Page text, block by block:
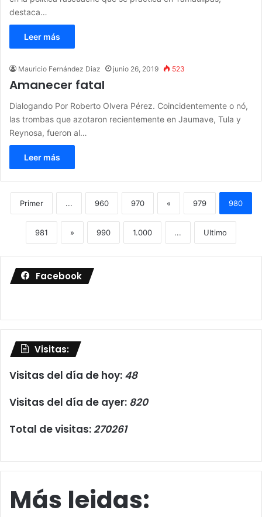
destaca…
Leer más
Mauricio Fernández Diaz junio 26, 2019 523
Amanecer fatal
Dialogando Por Roberto Olvera Pérez. Coincidentemente o nó,
las trombas que azotaron recientemente en Jaumave, Tula y
Reynosa, fueron al…
Leer más
Primer ... 960 970 « 979 980
981 » 990 1.000 ... Ultimo
Facebook
Visitas:
Visitas del día de hoy: 48
Visitas del día de ayer: 820
Total de visitas: 270261
Más leidas: